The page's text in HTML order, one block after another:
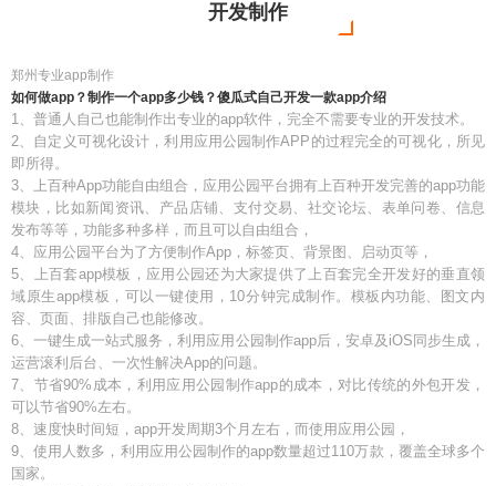
开发制作
郑州专业app制作
如何做app？制作一个app多少钱？傻瓜式自己开发一款app介绍
1、普通人自己也能制作出专业的app软件，完全不需要专业的开发技术。
2、自定义可视化设计，利用应用公园制作APP的过程完全的可视化，所见
即所得。
3、上百种App功能自由组合，应用公园平台拥有上百种开发完善的app功能
模块，比如新闻资讯、产品店铺、支付交易、社交论坛、表单问卷、信息
发布等等，功能多种多样，而且可以自由组合，
4、应用公园平台为了方便制作App，标签页、背景图、启动页等，
5、上百套app模板，应用公园还为大家提供了上百套完全开发好的垂直领
域原生app模板，可以一键使用，10分钟完成制作。模板内功能、图文内
容、页面、排版自己也能修改。
6、一键生成一站式服务，利用应用公园制作app后，安卓及iOS同步生成，
运营滚利后台、一次性解决App的问题。
7、节省90%成本，利用应用公园制作app的成本，对比传统的外包开发，
可以节省90%左右。
8、速度快时间短，app开发周期3个月左右，而使用应用公园，
9、使用人数多，利用应用公园制作的app数量超过110万款，覆盖全球多个
国家。